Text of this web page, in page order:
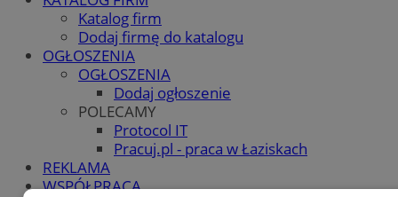
Katalog firm
Dodaj firmę do katalogu
OGŁOSZENIA
OGŁOSZENIA
Dodaj ogłoszenie
POLECAMY
Protocol IT
Pracuj.pl - praca w Łaziskach
REKLAMA
WSPÓŁPRACA